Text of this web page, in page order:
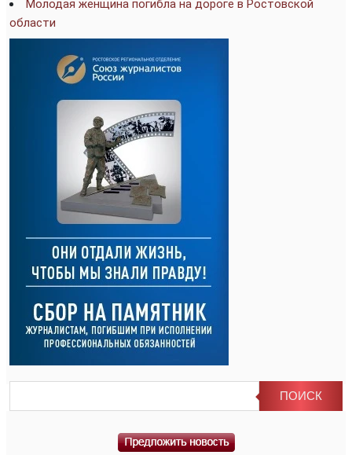
Молодая женщина погибла на дороге в Ростовской
области